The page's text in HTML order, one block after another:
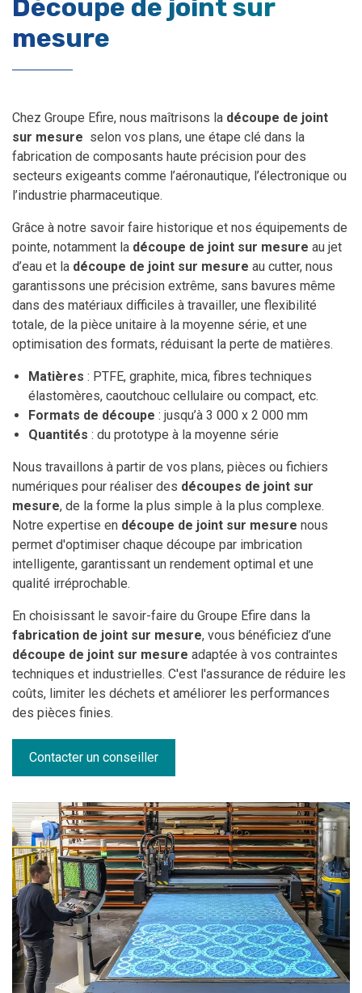
Découpe de joint sur
mesure
Chez Groupe Efire, nous maîtrisons la découpe de joint
sur mesure selon vos plans, une étape clé dans la
fabrication de composants haute précision pour des
secteurs exigeants comme l’aéronautique, l’électronique ou
l’industrie pharmaceutique.
Grâce à notre savoir faire historique et nos équipements de
pointe, notamment la découpe de joint sur mesure au jet
d’eau et la découpe de joint sur mesure au cutter, nous
garantissons une précision extrême, sans bavures même
dans des matériaux difficiles à travailler, une flexibilité
totale, de la pièce unitaire à la moyenne série, et une
optimisation des formats, réduisant la perte de matières.
Matières : PTFE, graphite, mica, fibres techniques
élastomères, caoutchouc cellulaire ou compact, etc.
Formats de découpe : jusqu’à 3 000 x 2 000 mm
Quantités : du prototype à la moyenne série
Nous travaillons à partir de vos plans, pièces ou fichiers
numériques pour réaliser des découpes de joint sur
mesure, de la forme la plus simple à la plus complexe.
Notre expertise en découpe de joint sur mesure nous
permet d'optimiser chaque découpe par imbrication
intelligente, garantissant un rendement optimal et une
qualité irréprochable.
En choisissant le savoir-faire du Groupe Efire dans la
fabrication de joint sur mesure, vous bénéficiez d’une
découpe de joint sur mesure adaptée à vos contraintes
techniques et industrielles. C'est l'assurance de réduire les
coûts, limiter les déchets et améliorer les performances
des pièces finies.
Contacter un conseiller